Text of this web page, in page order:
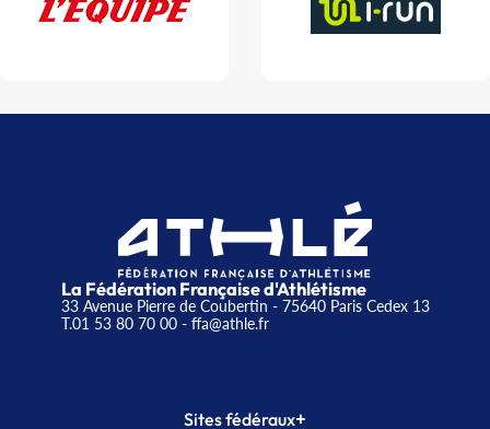
La Fédération Française d'Athlétisme
33 Avenue Pierre de Coubertin - 75640 Paris Cedex 13
T.01 53 80 70 00- ffa@athle.fr
Sites fédéraux+